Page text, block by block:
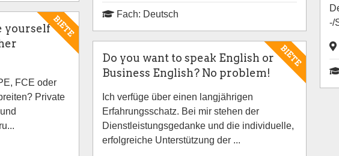
Fach: Deutsch
BIETE
yourself
FCE oder
Private
BIETE
Do you want to speak English or
Business English? No problem!
Ich verfüge über einen langjährigen
Erfahrungsschatz. Bei mir stehen der
Dienstleistungsgedanke und die individuelle,
erfolgreiche Unterstützung der ...
-/